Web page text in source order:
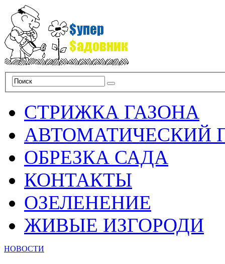
СТРИЖКА ГАЗОНА
АВТОМАТИЧЕСКИЙ
ОБРЕЗКА САДА
КОНТАКТЫ
ОЗЕЛЕНЕНИЕ
ЖИВЫЕ ИЗГОРОДИ
НОВОСТИ